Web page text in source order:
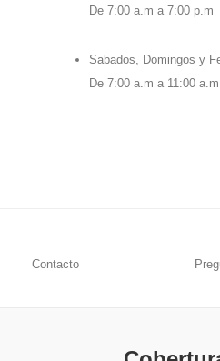
De 7:00 a.m a 7:00 p.m
Sabados, Domingos y
De 7:00 a.m a 11:00 a.m
Contacto